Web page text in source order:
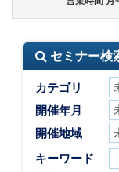
セミナー検
カテゴリ
開催年月
開催地域
キーワード